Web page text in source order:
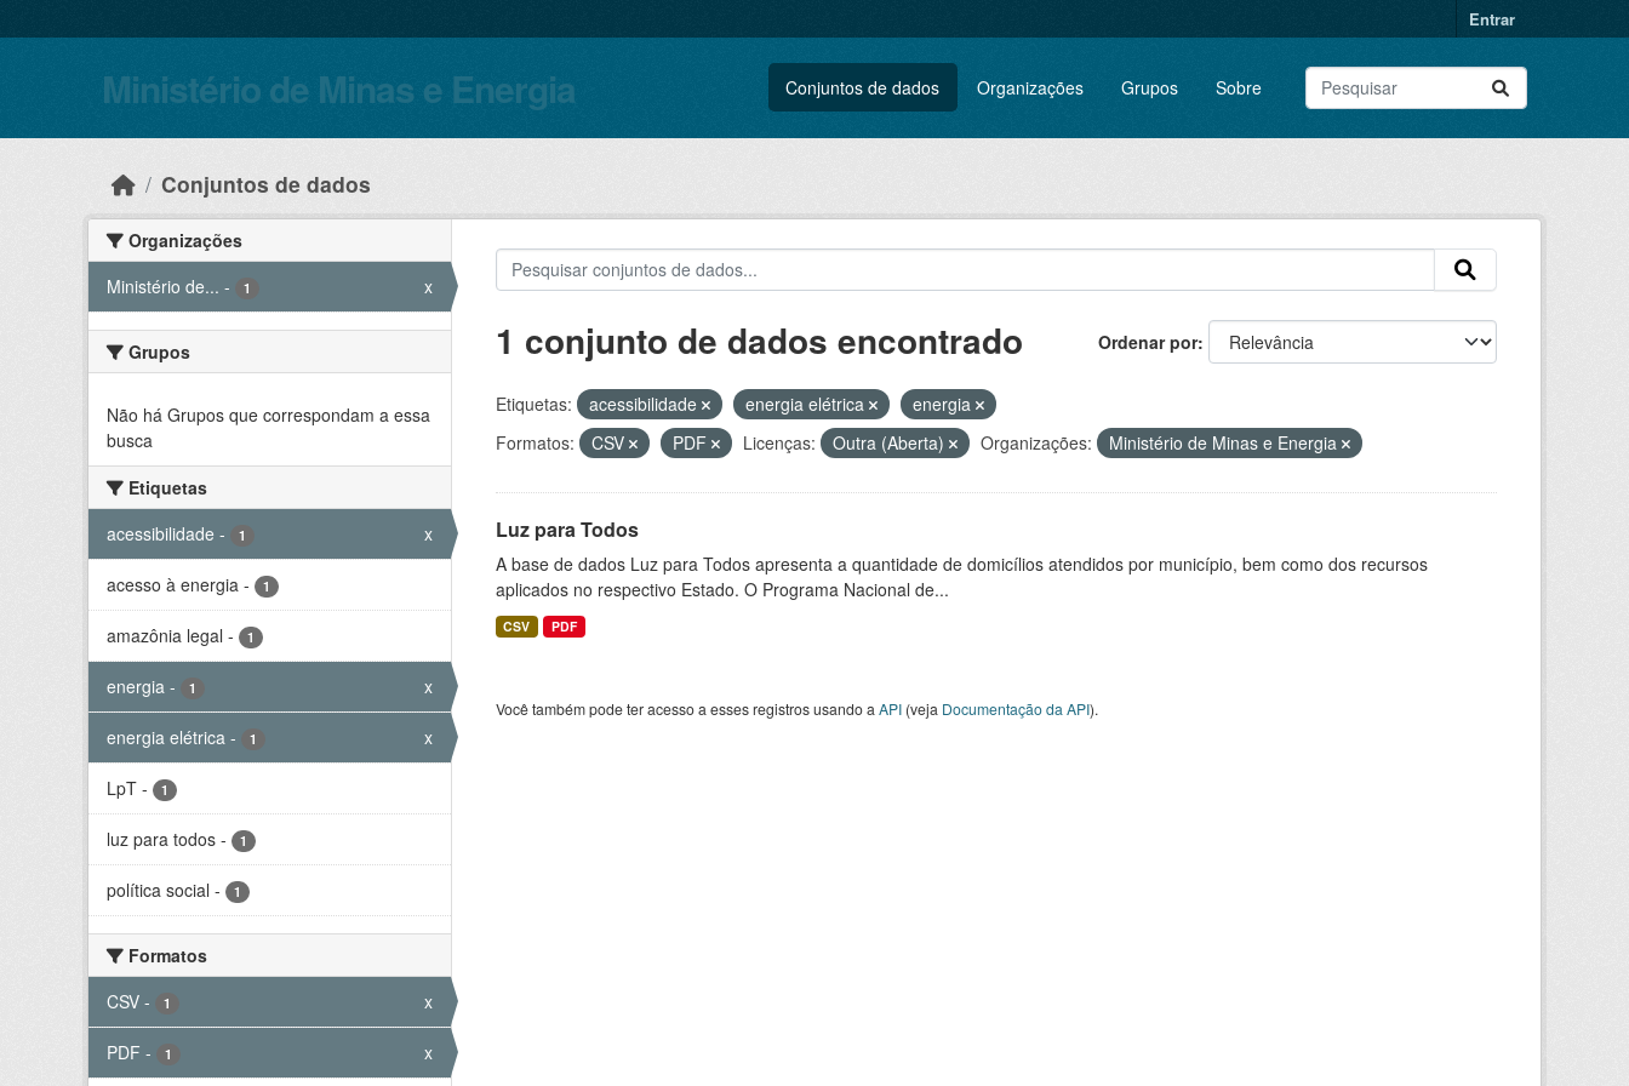
Entrar
Ministério de Minas e Energia Conjuntos de dados Organizações Grupos Sobre
Conjuntos de dados
Organizações
Ministério de... - 1 x
Grupos
Não há Grupos que correspondam a essa
busca
Etiquetas
acessibilidade - 1 x
acesso à energia - 1
amazônia legal - 1
energia - 1 x
energia elétrica - 1 x
LpT - 1
luz para todos - 1
política social - 1
Formatos
CSV - 1 x
PDF - 1 x
Ordenar por
1 conjunto de dados encontrado
Etiquetas: acessibilidade energia elétrica
energia
Formatos:
CSV PDF Licenças: Outra (Aberta) Organizações: Ministério de Minas e Energia
Luz para Todos
A base de dados Luz para Todos apresenta a quantidade de domicílios atendidos por município, bem como dos recursos
aplicados no respectivo Estado. O Programa Nacional de...
CSV PDF
Você também pode ter acesso a esses registros usando a API(veja Documentação da API).